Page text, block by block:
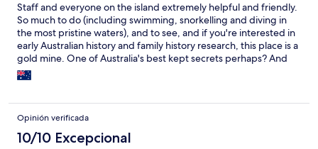
Staff and everyone on the island extremely helpful and friendly.
So much to do (including swimming, snorkelling and diving in
the most pristine waters), and to see, and if you're interested in
early Australian history and family history research, this place is a
gold mine. One of Australia's best kept secrets perhaps? And
what a bonus, no flies! Just loved it.
Opinión verificada
10/10 Excepcional